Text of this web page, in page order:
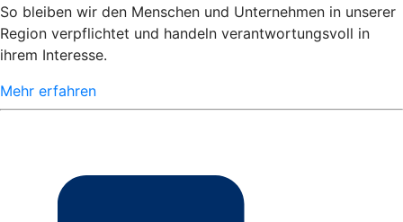
So bleiben wir den Menschen und Unternehmen in unserer
Region verpflichtet und handeln verantwortungsvoll in
ihrem Interesse.
Mehr erfahren